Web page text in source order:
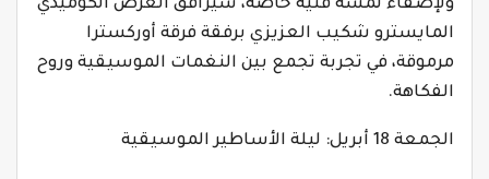
ولإضفاء لمسة فنية خاصة، سيرافق العرض الكوميدي
المايسترو شكيب العزيزي برفقة فرقة أوركسترا
مرموقة، في تجربة تجمع بين النغمات الموسيقية وروح
الفكاهة.
الجمعة 18 أبريل: ليلة الأساطير الموسيقية